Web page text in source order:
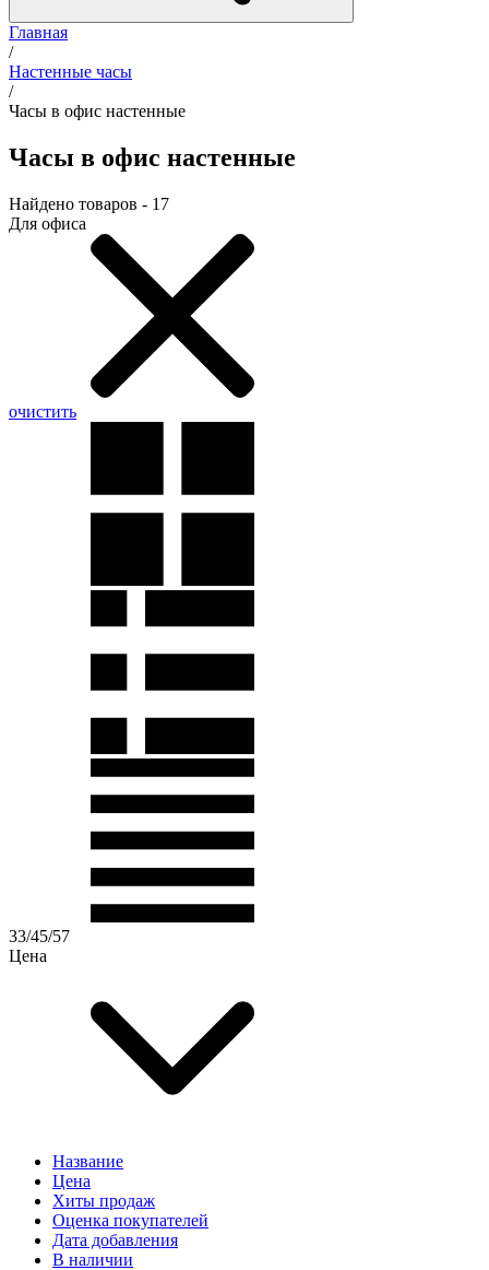
Главная
/
Настенные часы
/
Часы в офис настенные
Часы в офис настенные
Найдено товаров - 17
Для офиса
очистить
33/45/57
Цена
Название
Цена
Хиты продаж
Оценка покупателей
Дата добавления
В наличии